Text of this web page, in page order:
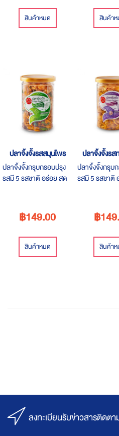
สินค้าหมด สินค้า
ปลาจิ้งจั้งรสสมุนไพร
ปลาจิ้งจั้งกรุบกรอบปรุง
รสมี 5 รสชาติ อร่อย สด
฿149.00
สินค้าหมด
ปลาจิ้งจั้งรส
ปลาจิ้งจั้งกรุบ
รสมี 5 รสชาติ
฿
สินค้า
ลงทะเบียนรับข่าวสารติดต